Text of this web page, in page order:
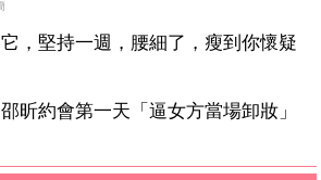
，堅持一週，腰細了，瘦到你懷疑
昕約會第一天「逼女方當場卸妝」